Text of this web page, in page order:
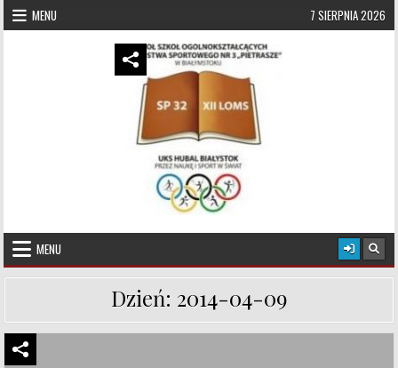
Skip to content
MENU 7 SIERPNIA 2026
UKS Hubal Białystok
MENU
Dzień: 2014-04-09